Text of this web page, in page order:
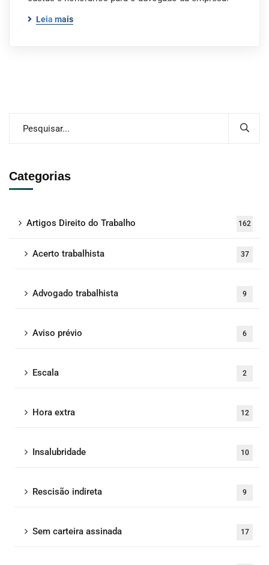
Leia mais
Categorias
Artigos Direito do Trabalho 162
Acerto trabalhista 37
Advogado trabalhista 9
Aviso prévio 6
Escala 2
Hora extra 12
Insalubridade 10
Rescisão indireta 9
Sem carteira assinada 17